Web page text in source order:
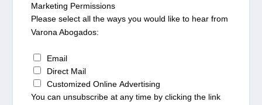
Marketing Permissions
Please select all the ways you would like to hear from
Varona Abogados:
Email
Direct Mail
Customized Online Advertising
You can unsubscribe at any time by clicking the link